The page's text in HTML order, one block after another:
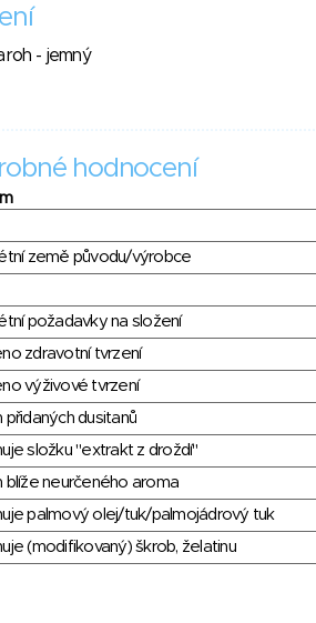
- jemný
hodnocení
země původu/výrobce
požadavky na složení
zdravotní tvrzení
výživové tvrzení
přidaných dusitanů
složku "extrakt z droždí"
blíže neurčeného aroma
palmový olej/tuk/palmojádrový tuk
(modifikovaný) škrob, želatinu